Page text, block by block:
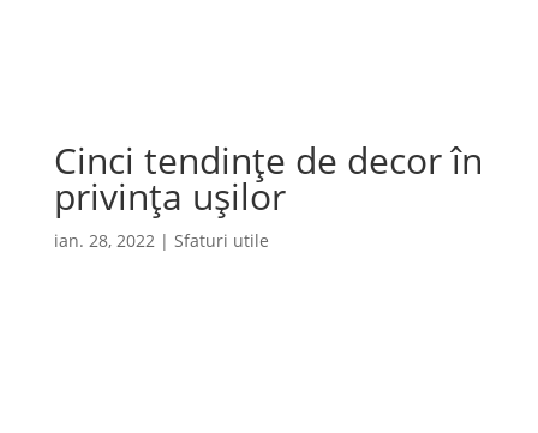
Cinci tendinţe de decor în
privinţa uşilor
ian. 28, 2022| Sfaturi utile